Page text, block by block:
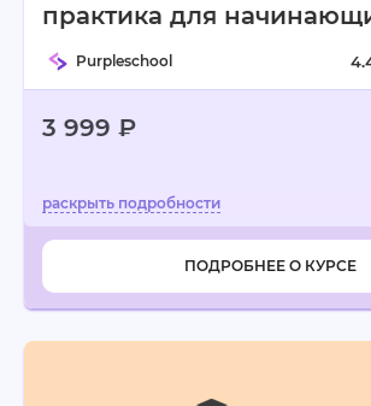
практика для
Purpleschool
3 999 ₽
ПОДРОБНЕЕ О КУРСЕ